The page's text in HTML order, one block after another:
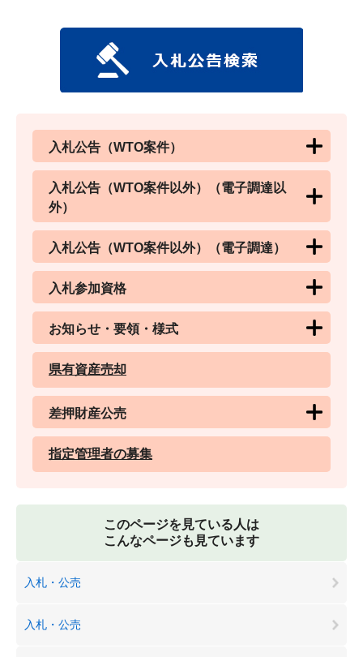
入札公告（WTO案件）
入札公告（WTO案件以外）（電子調達以
外）
入札公告（WTO案件以外）（電子調達）
入札参加資格
お知らせ・要領・様式
県有資産売却
差押財産公売
指定管理者の募集
このページを見ている人は
こんなページも見ています
入札・公売
入札・公売